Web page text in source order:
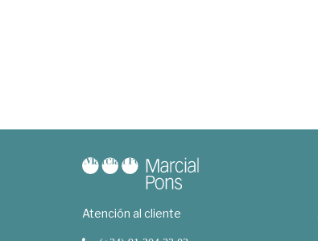
Atención al cliente